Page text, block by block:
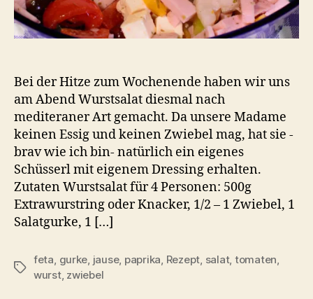
Bei der Hitze zum Wochenende haben wir uns
am Abend Wurstsalat diesmal nach
mediteraner Art gemacht. Da unsere Madame
keinen Essig und keinen Zwiebel mag, hat sie -
brav wie ich bin- natürlich ein eigenes
Schüsserl mit eigenem Dressing erhalten.
Zutaten Wurstsalat für 4 Personen: 500g
Extrawurstring oder Knacker, 1/2 – 1 Zwiebel, 1
Salatgurke, 1 […]
Schlagwörter
feta, gurke, jause, paprika, Rezept, salat, tomaten,
wurst, zwiebel